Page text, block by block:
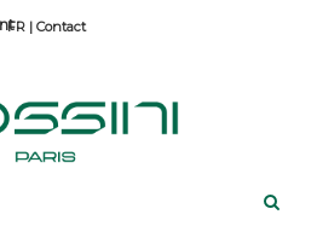
Contact